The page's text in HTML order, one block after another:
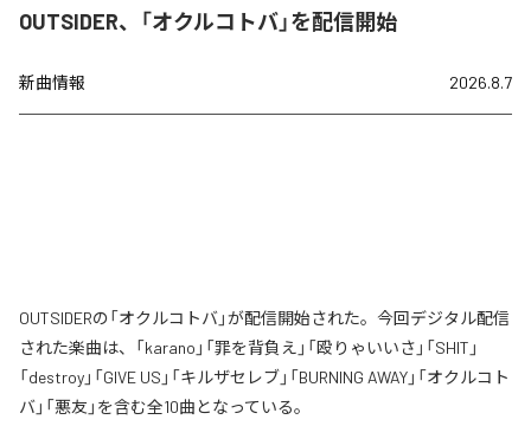
OUTSIDER、「オクルコトバ」を配信開始
新曲情報 2026.8.7
OUTSIDERの「オクルコトバ」が配信開始された。今回デジタル配信
された楽曲は、「karano」「罪を背負え」「殴りゃいいさ」「SHIT」
「destroy」「GIVE US」「キルザセレブ」「BURNING AWAY」「オクルコト
バ」「悪友」を含む全10曲となっている。